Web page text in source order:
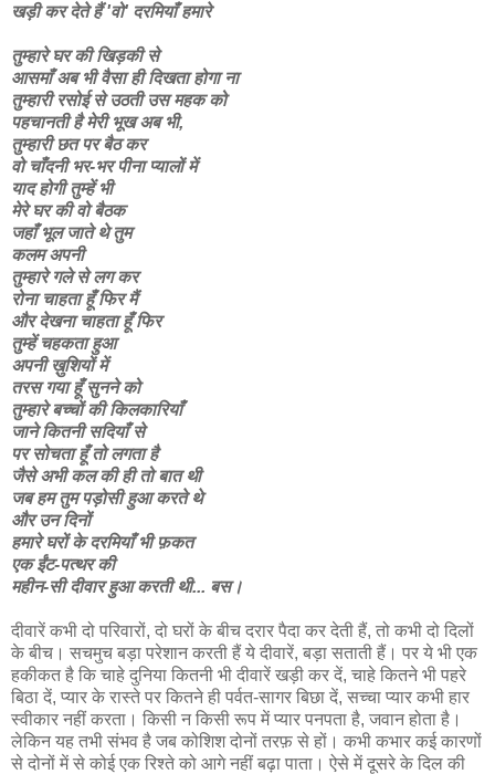
खड़ी कर देते हैं 'वो' दरमियाँ हमारे
तुम्हारे घर की खिड़की से
आसमाँ अब भी वैसा ही दिखता होगा ना
तुम्हारी रसोई से उठती उस महक को
पहचानती है मेरी भूख अब भी,
तुम्हारी छत पर बैठ कर
वो चाँदनी भर-भर पीना प्यालों में
याद होगी तुम्हें भी
मेरे घर की वो बैठक
जहाँ भूल जाते थे तुम
कलम अपनी
तुम्हारे गले से लग कर
रोना चाहता हूँ फिर मैं
और देखना चाहता हूँ फिर
तुम्हें चहकता हुआ
अपनी ख़ुशियों में
तरस गया हूँ सुनने को
तुम्हारे बच्चों की किलकारियाँ
जाने कितनी सदियाँ से
पर सोचता हूँ तो लगता है
जैसे अभी कल की ही तो बात थी
जब हम तुम पड़ोसी हुआ करते थे
और उन दिनों
हमारे घरों के दरमियाँ भी फ़कत
एक ईंट-पत्थर की
महीन-सी दीवार हुआ करती थी... बस।
दीवारें कभी दो परिवारों, दो घरों के बीच दरार पैदा कर देती हैं, तो कभी दो दिलों
के बीच। सचमुच बड़ा परेशान करती हैं ये दीवारें, बड़ा सताती हैं। पर ये भी एक
हकीकत है कि चाहे दुनिया कितनी भी दीवारें खड़ी कर दें, चाहे कितने भी पहरे
बिठा दें, प्यार के रास्ते पर कितने ही पर्वत-सागर बिछा दें, सच्चा प्यार कभी हार
स्वीकार नहीं करता। किसी न किसी रूप में प्यार पनपता है, जवान होता है।
लेकिन यह तभी संभव है जब कोशिश दोनों तरफ़ से हों। कभी कभार कई कारणों
से दोनों में से कोई एक रिश्ते को आगे नहीं बढ़ा पाता। ऐसे में दूसरे के दिल की